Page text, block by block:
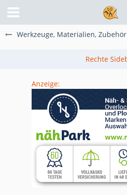
Werkzeuge, Materialien, Zubehör
Anzeige: